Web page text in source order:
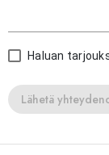
Haluan
Lähetä